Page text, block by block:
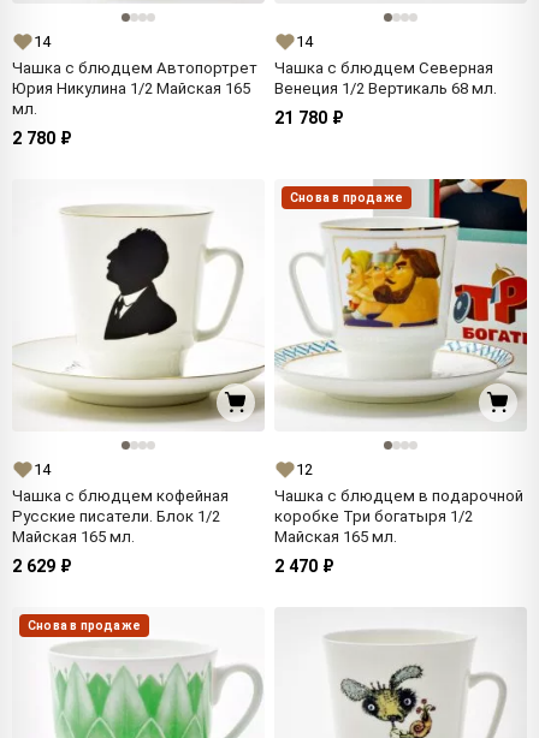
14
Чашка с блюдцем Автопортрет
Юрия Никулина 1/2 Майская 165
мл.
2 780 ₽
14
Чашка с блюдцем Северная
Венеция 1/2 Вертикаль 68 мл.
21 780 ₽
14
Чашка с блюдцем кофейная
Русские писатели. Блок 1/2
Майская 165 мл.
2 629 ₽
Снова в продаже
12
Чашка с блюдцем в подарочной
коробке Три богатыря 1/2
Майская 165 мл.
2 470 ₽
Снова в продаже